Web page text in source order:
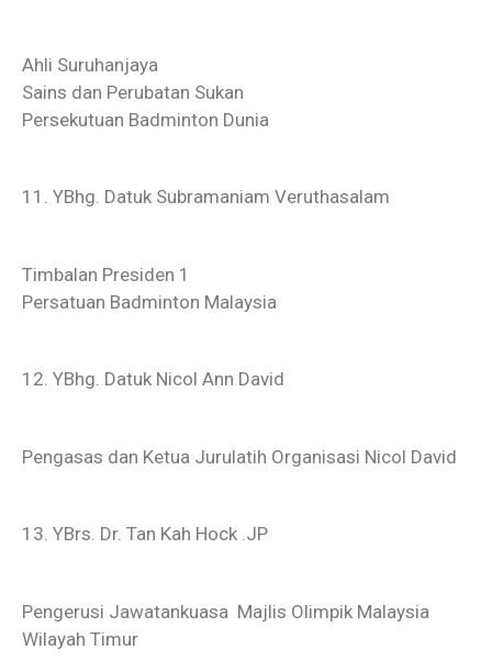
Ahli Suruhanjaya
Sains dan Perubatan Sukan
Persekutuan Badminton Dunia
11. YBhg. Datuk Subramaniam Veruthasalam
Timbalan Presiden 1
Persatuan Badminton Malaysia
12. YBhg. Datuk Nicol Ann David
Pengasas dan Ketua Jurulatih Organisasi Nicol David
13. YBrs. Dr. Tan Kah Hock .JP
Pengerusi Jawatankuasa Majlis Olimpik Malaysia
Wilayah Timur